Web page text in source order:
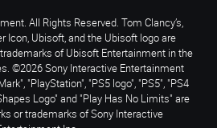
All Rights Reserved. Tom Clancy’s,
Icon, Ubisoft, and the Ubisoft logo are
of Ubisoft Entertainment in the
©2026 Sony Interactive Entertainment
"PlayStation", "PS5 logo", "PS5", "PS4
Logo" and "Play Has No Limits" are
or trademarks of Sony Interactive